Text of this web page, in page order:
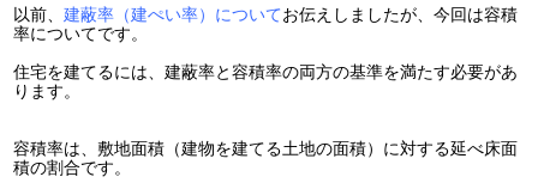
以前、建蔽率（建ぺい率）についてお伝えしましたが、今回は容積
率についてです。
住宅を建てるには、建蔽率と容積率の両方の基準を満たす必要があ
ります。
容積率は、敷地面積（建物を建てる土地の面積）に対する延べ床面
積の割合です。